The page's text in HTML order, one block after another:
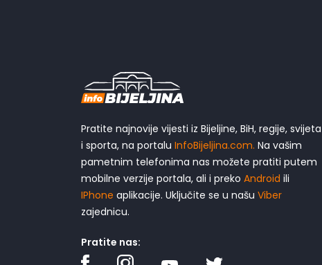
Pratite najnovije vijesti iz Bijeljine, BiH, regije, svijeta
i sporta, na portalu InfoBijeljina.com. Na vašim
pametnim telefonima nas možete pratiti putem
mobilne verzije portala, ali i preko Android ili
IPhone aplikacije. Uključite se u našu Viber
zajednicu.
Pratite nas: